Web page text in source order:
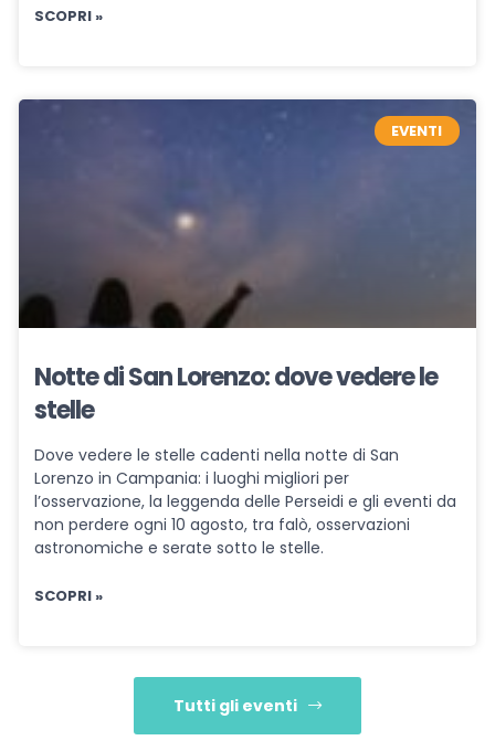
SCOPRI »
EVENTI
Notte di San Lorenzo: dove vedere le
stelle
Dove vedere le stelle cadenti nella notte di San
Lorenzo in Campania: i luoghi migliori per
l’osservazione, la leggenda delle Perseidi e gli eventi da
non perdere ogni 10 agosto, tra falò, osservazioni
astronomiche e serate sotto le stelle.
SCOPRI »
Tutti gli eventi